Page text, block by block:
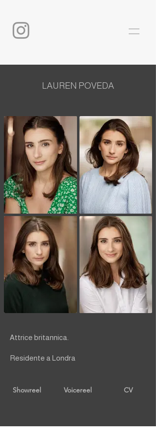
LAUREN POVEDA
Attrice britannica.
Residente a Londra
Showreel Voicereel CV